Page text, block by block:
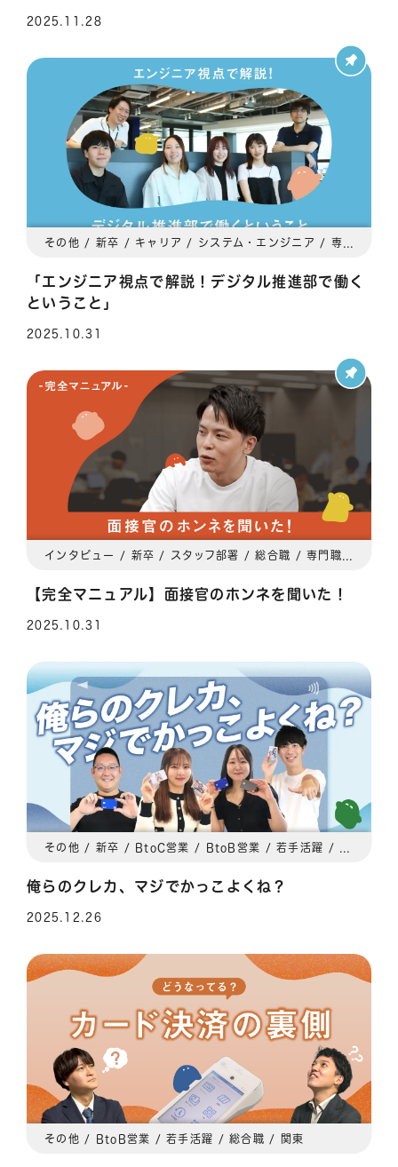
2025.11.28
「エンジニア視点で解説！デジタル推進部で働く
ということ」
2025.10.31
【完全マニュアル】面接官のホンネを聞いた！
2025.10.31
俺らのクレカ、マジでかっこよくね？
2025.12.26
その他 / BtoB営業 / 若手活躍 / 総合職 / 関東